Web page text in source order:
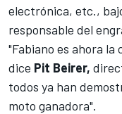
electrónica, etc.,
responsable del
"Fabiano es ahora
dice Pit Beirer,
todos ya han
moto ganadora".